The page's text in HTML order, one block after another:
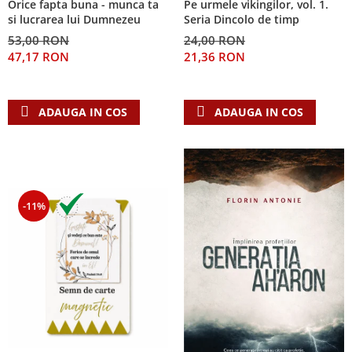
Despre afaceri
Dezvoltare personala
Leadership
Mediu
Orice fapta buna - munca ta
si lucrarea lui Dumnezeu
53,00 RON
47,17 RON
ADAUGA IN COS
Pe urmele vikingilor, vol. 1.
Seria Dincolo de timp
24,00 RON
21,36 RON
ADAUGA IN COS
-11%